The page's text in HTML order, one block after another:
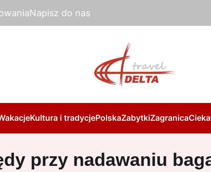
Napisz do nas
Kultura i tradycjePolskaZabytkiZagranica
przy nadawaniu